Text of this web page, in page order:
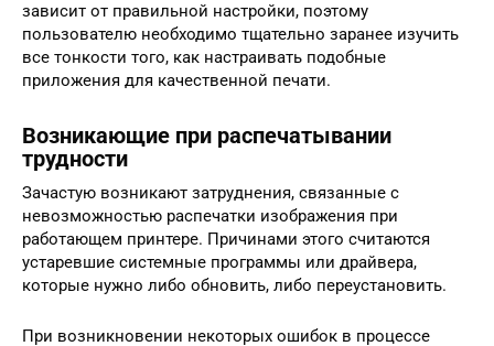
зависит от правильной настройки, поэтому
пользователю необходимо тщательно заранее изучить
все тонкости того, как настраивать подобные
приложения для качественной печати.
Возникающие при распечатывании
трудности
Зачастую возникают затруднения, связанные с
невозможностью распечатки изображения при
работающем принтере. Причинами этого считаются
устаревшие системные программы или драйвера,
которые нужно либо обновить, либо переустановить.
При возникновении некоторых ошибок в процессе